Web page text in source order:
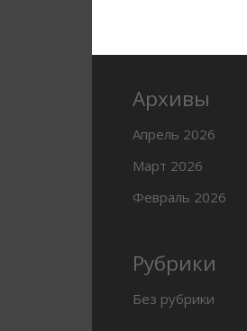
Архивы
Апрель 2026
Март 2026
Февраль 2026
Рубрики
Без рубрики